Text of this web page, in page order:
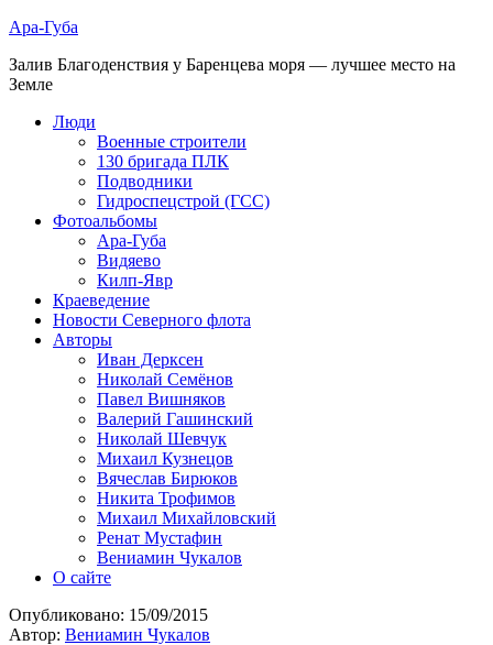
Ара-Губа
Залив Благоденствия у Баренцева моря — лучшее место на
Земле
Люди
Военные строители
130 бригада ПЛК
Подводники
Гидроспецстрой (ГСС)
Фотоальбомы
Ара-Губа
Видяево
Килп-Явр
Краеведение
Новости Северного флота
Авторы
Иван Дерксен
Николай Семёнов
Павел Вишняков
Валерий Гашинский
Николай Шевчук
Михаил Кузнецов
Вячеслав Бирюков
Никита Трофимов
Михаил Михайловский
Ренат Мустафин
Вениамин Чукалов
О сайте
Опубликовано: 15/09/2015
Автор: Вениамин Чукалов